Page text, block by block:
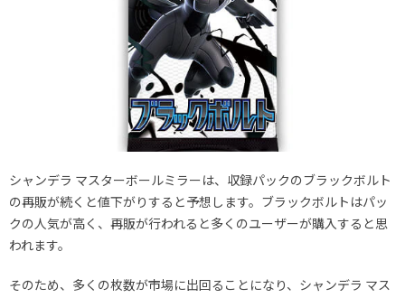
シャンデラ マスターボールミラーは、収録パックのブラックボルト
の再販が続くと値下がりすると予想します。ブラックボルトはパッ
クの人気が高く、再販が行われると多くのユーザーが購入すると思
われます。
そのため、多くの枚数が市場に出回ることになり、シャンデラ マス